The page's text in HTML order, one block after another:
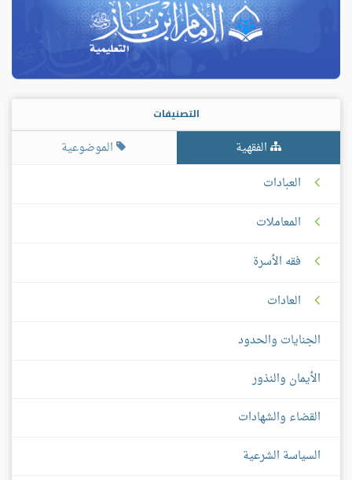
التصنيفات
الفقهية
الموضوعية
العبادات
المعاملات
فقه الأسرة
العادات
الجنايات والحدود
الأيمان والنذور
القضاء والشهادات
السياسة الشرعية